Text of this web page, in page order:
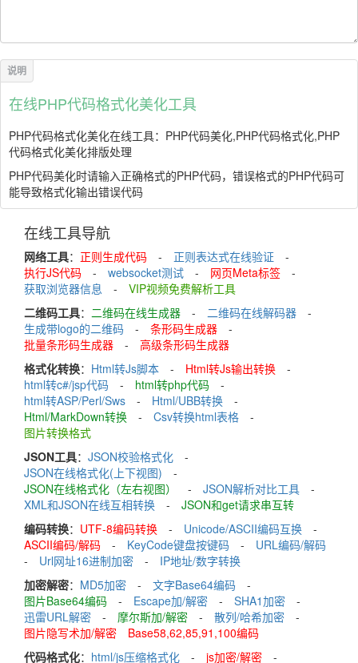
在线PHP代码格式化美化工具
PHP代码格式化美化在线工具：PHP代码美化,PHP代码格式化,PHP
代码格式化美化排版处理
PHP代码美化时请输入正确格式的PHP代码，错误格式的PHP代码可
能导致格式化输出错误代码
在线工具导航
网络工具： 正则生成代码 - 正则表达式在线验证
-
执行JS代码
- websocket测试 - 网页Meta标签
-
获取浏览器信息
-
VIP视频免费解析工具
二维码工具： 二维码在线生成器 - 二维码在线解码器
-
生成带logo的二维码
- 条形码生成器
-
批量条形码生成器
-
高级条形码生成器
格式化转换： Html转Js脚本 - Html转Js输出转换
-
html转c#/jsp代码
- html转php代码
-
html转ASP/Perl/Sws
- Html/UBB转换
-
Html/MarkDown转换
- Csv转换html表格
-
图片转换格式
JSON工具： JSON校验格式化
-
JSON在线格式化(上下视图)
-
JSON在线格式化（左右视图）
- JSON解析对比工具
-
XML和JSON在线互相转换
-
JSON和get请求串互转
编码转换： UTF-8编码转换 - Unicode/ASCII编码互换
-
ASCII编码/解码
- KeyCode键盘按键码 -
URL编码/解码
-
Url网址16进制加密 -
IP地址/数字转换
加密解密： MD5加密 - 文字Base64编码
-
图片Base64编码
- Escape加/解密 - SHA1加密
-
迅雷URL解密
- 摩尔斯加/解密 - 散列/哈希加密
-
图片隐写术加/解密
Base58,62,85,91,100编码
代码格式化： html/js压缩格式化 - js加密/解密 -